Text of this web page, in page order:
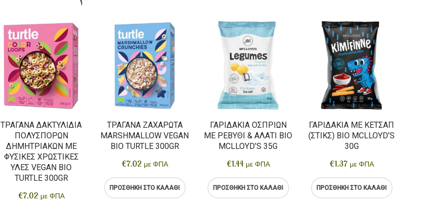
ΤΡΑΓΑΝΆ ΔΑΚΤΥΛΊΔΙΑ
ΠΟΛΎΣΠΟΡΩΝ
ΔΗΜΗΤΡΙΑΚΏΝ ΜΕ
ΦΥΣΙΚΈΣ ΧΡΩΣΤΙΚΈΣ
ΎΛΕΣ VEGAN BIO
TURTLE 300GR
€7.02 με ΦΠΑ
ΤΡΑΓΑΝΆ ΖΑΧΑΡΩΤΑ
MARSHMALLOW VEGAN
BIO TURTLE 300GR
€7.02 με ΦΠΑ
ΠΡΟΣΘΉΚΗ ΣΤΟ ΚΑΛΆΘΙ
ΓΑΡΙΔΆΚΙΑ ΟΣΠΡΊΩΝ
ΜΕ ΡΕΒΎΘΙ & ΑΛΆΤΙ BIO
MCLLOYD’S 35G
€1.44 με ΦΠΑ
ΠΡΟΣΘΉΚΗ ΣΤΟ ΚΑΛΆΘΙ
ΓΑΡΙΔΆΚΙΑ ΜΕ ΚΈΤΣΑΠ
(ΣΤΙΚΣ) BIO MCLLOYD’S
30G
€1.37 με ΦΠΑ
ΠΡΟΣΘΉΚΗ ΣΤΟ ΚΑΛΆΘΙ